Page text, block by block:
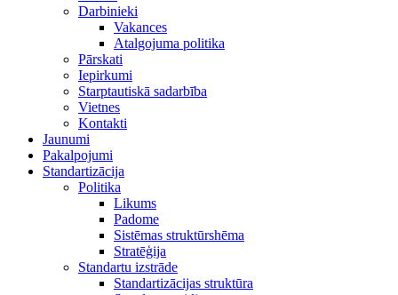
Darbinieki
Vakances
Atalgojuma politika
Pārskati
Iepirkumi
Starptautiskā sadarbība
Vietnes
Kontakti
Jaunumi
Pakalpojumi
Standartizācija
Politika
Likums
Padome
Sistēmas struktūrshēma
Stratēģija
Standartu izstrāde
Standartizācijas struktūra